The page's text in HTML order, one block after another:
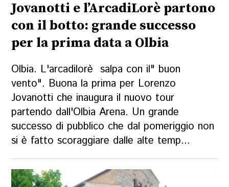
Jovanotti e l’ArcadiLorè partono
con il botto: grande successo
per la prima data a Olbia
Olbia. L'arcadilorè salpa con il" buon
vento". Buona la prima per Lorenzo
Jovanotti che inaugura il nuovo tour
partendo dall'Olbia Arena. Un grande
successo di pubblico che dal pomeriggio non
si è fatto scoraggiare dalle alte temp...